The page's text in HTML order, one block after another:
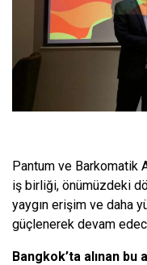
Pantum ve Barkomatik
iş birliği, önümüzdeki
yaygın erişim ve daha
güçlenerek devam
Bangkok’ta alınan bu